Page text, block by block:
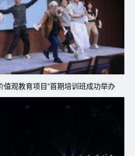
值观教育项目”首期培训班成功举办